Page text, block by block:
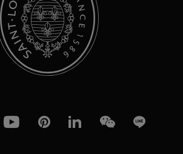
YouTubePinterestlinkedInWeChatLine